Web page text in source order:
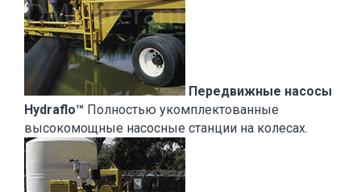
Передвижные насосы
Hydraflo™ Полностью укомплектованные
высокомощные насосные станции на колесах.